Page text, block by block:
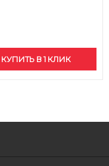
КУПИТЬ В 1 КЛИК